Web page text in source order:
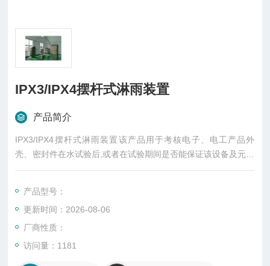
IPX3/IPX4摆杆式淋雨装置
产品简介
IPX3/IPX4摆杆式淋雨装置该产品用于考核电子、电工产品外
壳、密封件在水试验后,或者在试验期间是否能保证该设备及元器
件良好的工作性能状态,同时检测产品在运输过程或使用中可能受
产品型号：
更新时间：2026-08-06
厂商性质：
访问量：1181